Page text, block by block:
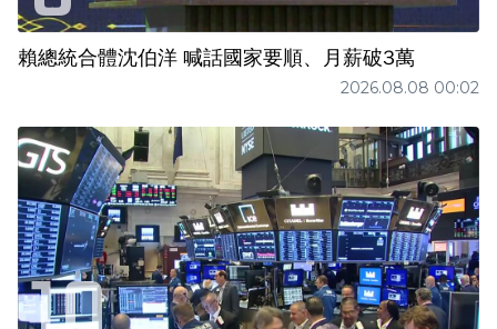
賴總統合體沈伯洋 喊話國家要順、月薪破3萬
2026.08.08 00:02